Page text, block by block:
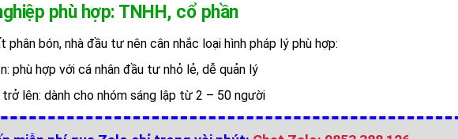
phù hợp: TNHH, cổ phần
phân bón, nhà đầu tư nên cân nhắc loại hình pháp lý phù hợp:
phù hợp với cá nhân đầu tư nhỏ lẻ, dễ quản lý
lên: dành cho nhóm sáng lập từ 2 – 50 người